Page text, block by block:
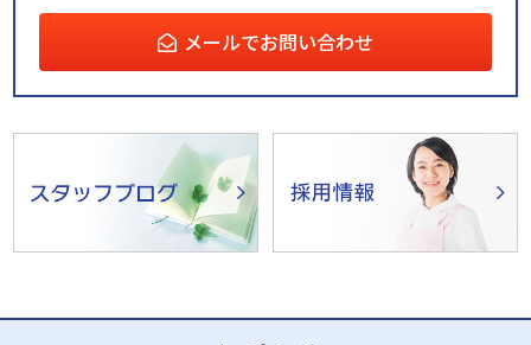
メールでお問い合わせ